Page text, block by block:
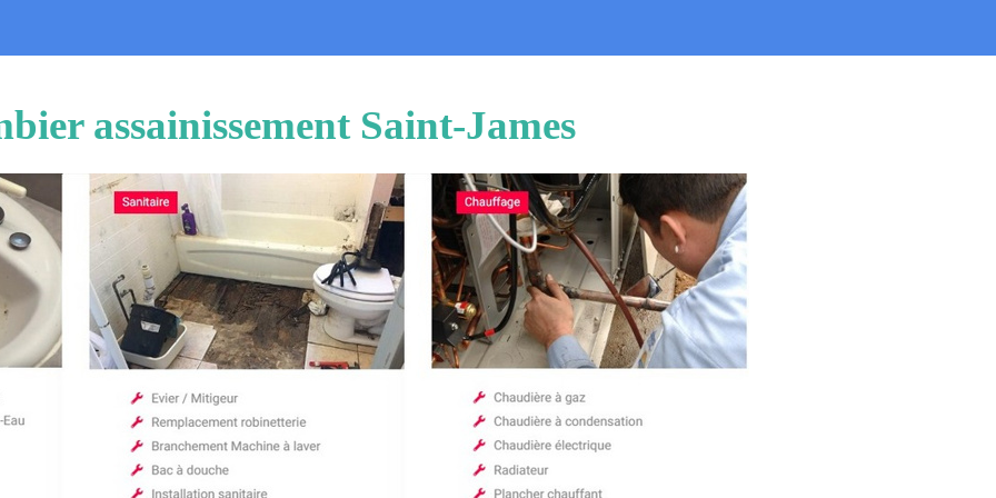
assainissement Saint-James